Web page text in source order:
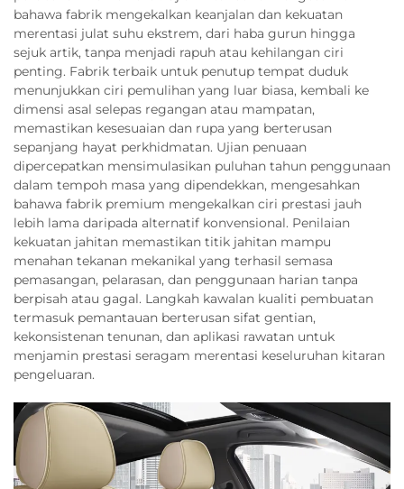
bahawa fabrik mengekalkan keanjalan dan kekuatan
merentasi julat suhu ekstrem, dari haba gurun hingga
sejuk artik, tanpa menjadi rapuh atau kehilangan ciri
penting. Fabrik terbaik untuk penutup tempat duduk
menunjukkan ciri pemulihan yang luar biasa, kembali ke
dimensi asal selepas regangan atau mampatan,
memastikan kesesuaian dan rupa yang berterusan
sepanjang hayat perkhidmatan. Ujian penuaan
dipercepatkan mensimulasikan puluhan tahun penggunaan
dalam tempoh masa yang dipendekkan, mengesahkan
bahawa fabrik premium mengekalkan ciri prestasi jauh
lebih lama daripada alternatif konvensional. Penilaian
kekuatan jahitan memastikan titik jahitan mampu
menahan tekanan mekanikal yang terhasil semasa
pemasangan, pelarasan, dan penggunaan harian tanpa
berpisah atau gagal. Langkah kawalan kualiti pembuatan
termasuk pemantauan berterusan sifat gentian,
kekonsistenan tenunan, dan aplikasi rawatan untuk
menjamin prestasi seragam merentasi keseluruhan kitaran
pengeluaran.